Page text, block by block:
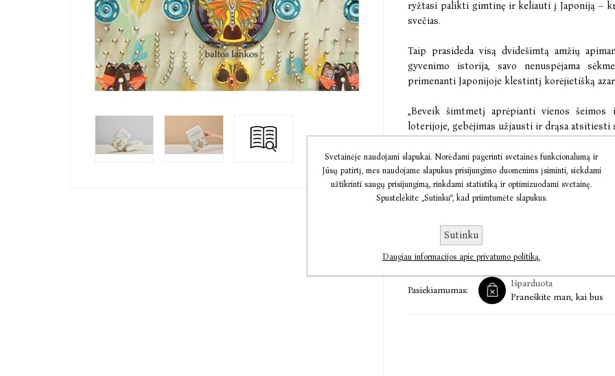
ryžtasi palikti gimtinę ir keliauti į Japoniją –
svečias.
Taip prasideda visą dvidešimtą amžių
gyvenimo istorija, savo nenuspėjama
primenanti Japonijoje klestintį korėjietišką
„Beveik šimtmetį aprėpianti vienos šeimos
loterijoje, gebėjimas užjausti ir drąsa atsitiesti
„Pačinko“ neužsimirš net tada, kai nurims
žodžiai ant knygų viršelių. Šis nuostabus
Irish Times
„Tai švelnus ir guodžiantis žvilgsnis į mus
New York Times Book Review
Min Jin Lee (g. 1968) – Korėjoje gimusi
„Pačinko“ vos pasirodęs sulaukė daug
„USA Today“, „Wall Street Journal“
€11,94
Pasiekiamumas:
Išparduota
Praneškite man, kai bus
Svetainėje naudojami slapukai. Norėdami pagerinti svetainės funkcionalumą ir
Jūsų patirtį, mes naudojame slapukus prisijungimo duomenims įsiminti, siekdami
užtikrinti saugų prisijungimą, rinkdami statistiką ir optimizuodami svetainę.
Spustelėkite „Sutinku“, kad priimtumėte slapukus.
Sutinku
Daugiau informacijos apie privatumo politiką.